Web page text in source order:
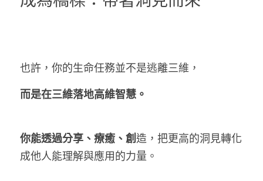
也許，你的生命任務並不是逃離三維，
而是在三維落地高維智慧。
你能透過分享、療癒、創造，把更高的洞見轉化
成他人能理解與應用的力量。